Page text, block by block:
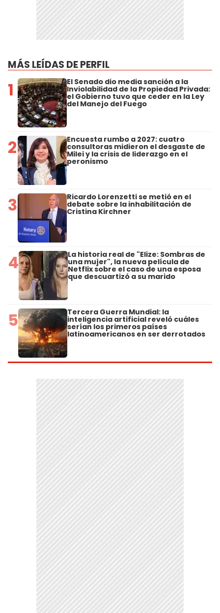
MÁS LEÍDAS DE PERFIL
1 El Senado dio media sanción a la
Inviolabilidad de la Propiedad Privada:
el Gobierno tuvo que ceder en la Ley
del Manejo del Fuego
2 Encuesta rumbo a 2027: cuatro
consultoras midieron el desgaste de
Milei y la crisis de liderazgo en el
peronismo
3 Ricardo Lorenzetti se metió en el
debate sobre la inhabilitación de
Cristina Kirchner
4 La historia real de "Elize: Sombras de
una mujer", la nueva película de
Netflix sobre el caso de una esposa
que descuartizó a su marido
5 Tercera Guerra Mundial: la
inteligencia artificial reveló cuáles
serían los primeros países
latinoamericanos en ser derrotados